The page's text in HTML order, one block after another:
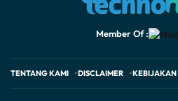
Member Of :
TENTANG KAMI DISCLAIMER KEBIJAKAN